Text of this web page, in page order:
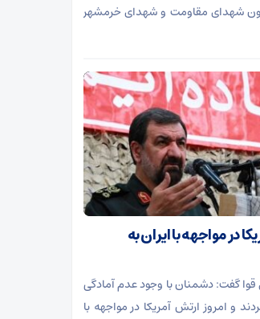
خون شهدای مقاومت و شهدای خرمشهر
در مواجهه با ایران به
گفت: دشمنان با وجود عدم آمادگی
و امروز ارتش آمریکا در مواجهه با